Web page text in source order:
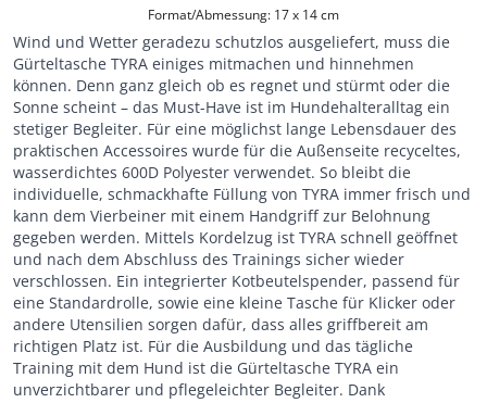
Format/Abmessung: 17 x 14 cm
Wind und Wetter geradezu schutzlos ausgeliefert, muss die
Gürteltasche TYRA einiges mitmachen und hinnehmen
können. Denn ganz gleich ob es regnet und stürmt oder die
Sonne scheint – das Must-Have ist im Hundehalteralltag ein
stetiger Begleiter. Für eine möglichst lange Lebensdauer des
praktischen Accessoires wurde für die Außenseite recyceltes,
wasserdichtes 600D Polyester verwendet. So bleibt die
individuelle, schmackhafte Füllung von TYRA immer frisch und
kann dem Vierbeiner mit einem Handgriff zur Belohnung
gegeben werden. Mittels Kordelzug ist TYRA schnell geöffnet
und nach dem Abschluss des Trainings sicher wieder
verschlossen. Ein integrierter Kotbeutelspender, passend für
eine Standardrolle, sowie eine kleine Tasche für Klicker oder
andere Utensilien sorgen dafür, dass alles griffbereit am
richtigen Platz ist. Für die Ausbildung und das tägliche
Training mit dem Hund ist die Gürteltasche TYRA ein
unverzichtbarer und pflegeleichter Begleiter. Dank